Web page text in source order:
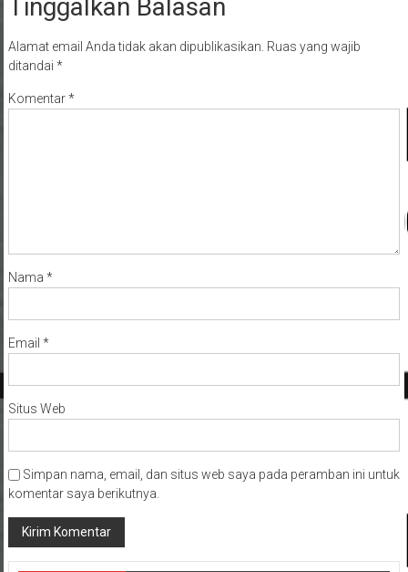
Tinggalkan Balasan
Alamat email Anda tidak akan dipublikasikan. Ruas yang wajib
ditandai *
Komentar*
Nama *
Email *
Situs Web
Simpan nama, email, dan situs web saya pada peramban ini untuk
komentar saya berikutnya.